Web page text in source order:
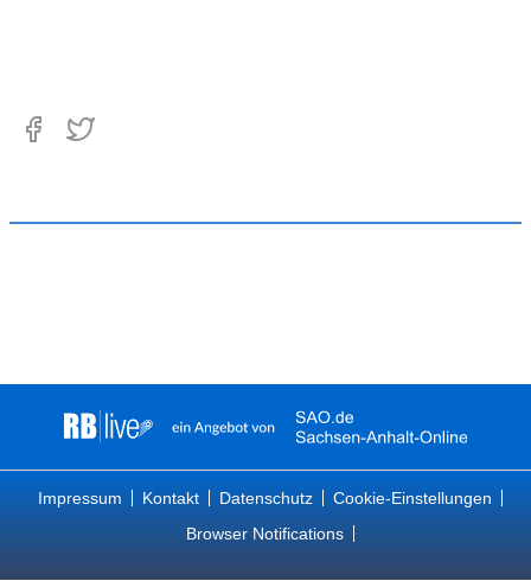
Impressum Kontakt Datenschutz
Cookie-Einstellungen
Browser Notifications